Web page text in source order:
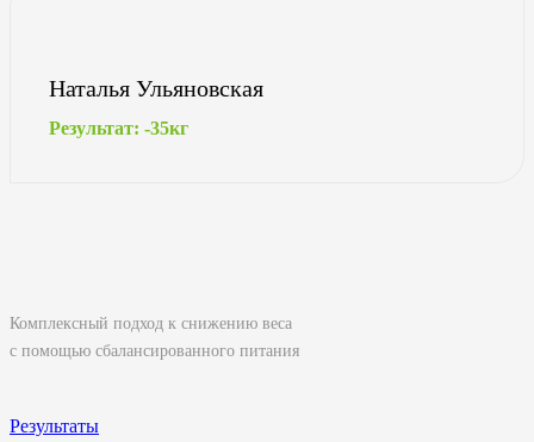
Наталья Ульяновская
Результат: -35кг
Комплексный подход к снижению веса
с помощью сбалансированного питания
Результаты